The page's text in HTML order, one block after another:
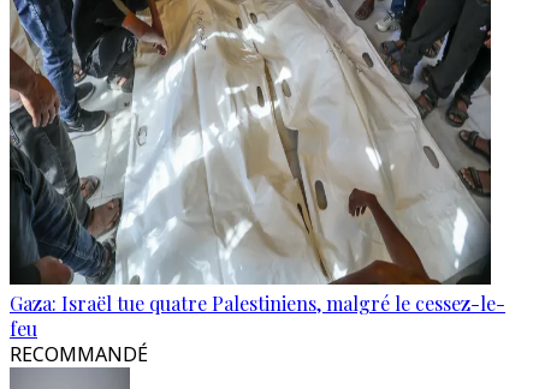
Gaza: Israël tue quatre Palestiniens, malgré le cessez-le-
feu
RECOMMANDÉ